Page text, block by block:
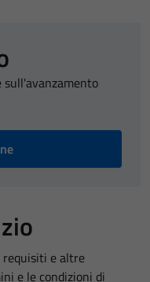
sull'avanzamento
requisiti e altre
e le condizioni di